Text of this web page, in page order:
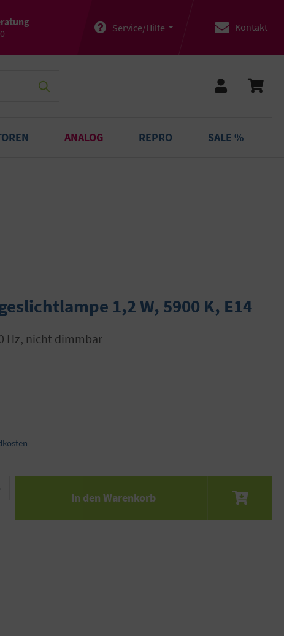
Service/Hilfe Kontakt
ANALOG REPRO SALE %
1,2 W, 5900 K, E14
Hz, nicht dimmbar
den gewünschten Wert ein oder benutze
In den Warenkorb